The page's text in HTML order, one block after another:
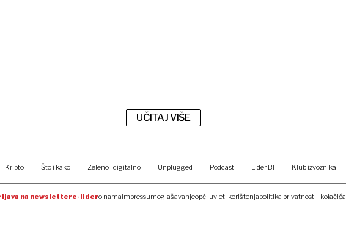
UČITAJ VIŠE
Kripto Što i kako Zeleno i digitalno Unplugged Podcast Lider BI Klub izvoznika
na newslettere-lidero namaimpressumoglašavanjeopći uvjeti korištenjapolitika privatnosti i kolačića